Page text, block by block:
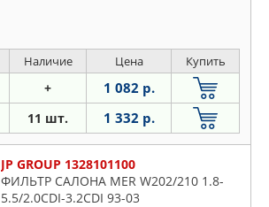
Наличие Цена Купить
+ 1 082 р.
11 шт. 1 332 р.
JP GROUP 1328101100
ФИЛЬТР САЛОНА MER W202/210 1.8-
5.5/2.0CDI-3.2CDI 93-03